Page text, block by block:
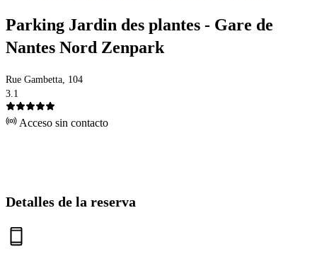
Parking Jardin des plantes - Gare de
Nantes Nord Zenpark
Rue Gambetta, 104
3.1
Acceso sin contacto
Detalles de la reserva